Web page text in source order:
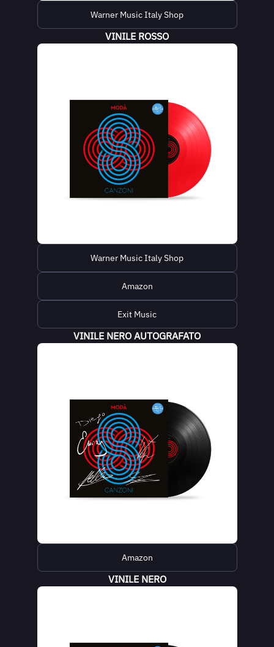
Warner Music Italy Shop
VINILE ROSSO
Warner Music Italy Shop
Amazon
Exit Music
VINILE NERO AUTOGRAFATO
Amazon
VINILE NERO